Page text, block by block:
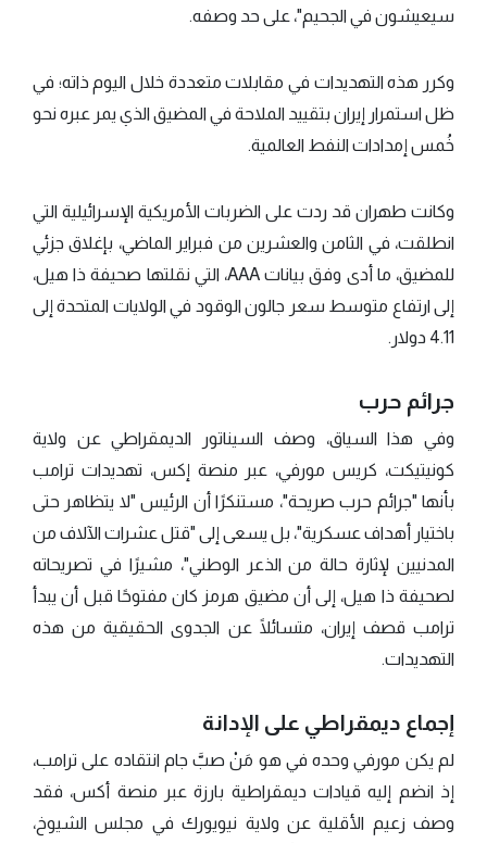
سيعيشون في الجحيم"، على حد وصفه.
وكرر هذه التهديدات في مقابلات متعددة خلال اليوم ذاته؛ في
ظل استمرار إيران بتقييد الملاحة في المضيق الذي يمر عبره نحو
خُمس إمدادات النفط العالمية.
وكانت طهران قد ردت على الضربات الأمريكية الإسرائيلية التي
انطلقت، في الثامن والعشرين من فبراير الماضي، بإغلاق جزئي
للمضيق، ما أدى وفق بيانات AAA، التي نقلتها صحيفة ذا هيل،
إلى ارتفاع متوسط سعر جالون الوقود في الولايات المتحدة إلى
4.11 دولار.
جرائم حرب
وفي هذا السياق، وصف السيناتور الديمقراطي عن ولاية
كونيتيكت، كريس مورفي، عبر منصة إكس، تهديدات ترامب
بأنها "جرائم حرب صريحة"، مستنكرًا أن الرئيس "لا يتظاهر حتى
باختيار أهداف عسكرية"، بل يسعى إلى "قتل عشرات الآلاف من
المدنيين لإثارة حالة من الذعر الوطني"، مشيرًا في تصريحاته
لصحيفة ذا هيل، إلى أن مضيق هرمز كان مفتوحًا قبل أن يبدأ
ترامب قصف إيران، متسائلًا عن الجدوى الحقيقية من هذه
التهديدات.
إجماع ديمقراطي على الإدانة
لم يكن مورفي وحده في هو مَنْ صبَّ جام انتقاده على ترامب،
إذ انضم إليه قيادات ديمقراطية بارزة عبر منصة أكس، فقد
وصف زعيم الأقلية عن ولاية نيويورك في مجلس الشيوخ،